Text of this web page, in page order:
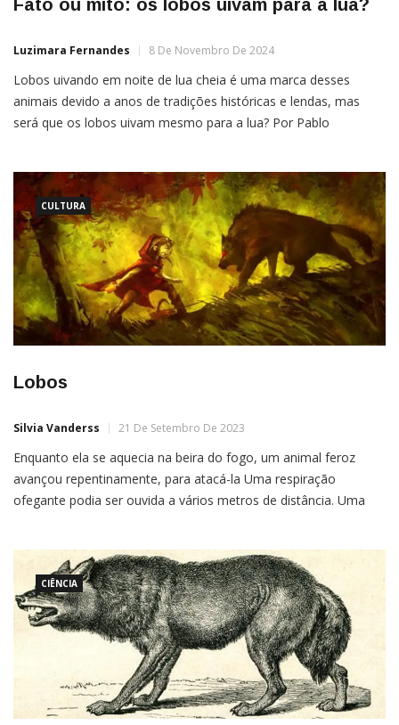
Fato ou mito: os lobos uivam para a lua?
Luzimara Fernandes 8 De Novembro De 2024
Lobos uivando em noite de lua cheia é uma marca desses
animais devido a anos de tradições históricas e lendas, mas
será que os lobos uivam mesmo para a lua? Por Pablo
CULTURA
Lobos
Silvia Vanderss 21 De Setembro De 2023
Enquanto ela se aquecia na beira do fogo, um animal feroz
avançou repentinamente, para atacá-la Uma respiração
ofegante podia ser ouvida a vários metros de distância. Uma
caminho do seu objetivo. Ela […]
CIÊNCIA